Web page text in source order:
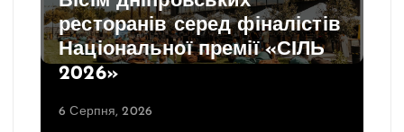
ресторанів серед фіналістів
Національної премії «СІЛЬ
2026»
6 Серпня, 2026